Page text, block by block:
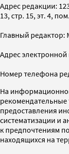
Адрес редакции:
13, стр. 15, эт. 4,
Главный
Адрес
Номер телефона
На
предоставления
систематизации и
к предпочтениям
находящихся на